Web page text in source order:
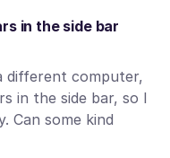
in the side bar
different computer,
in the side bar, so I
Can some kind